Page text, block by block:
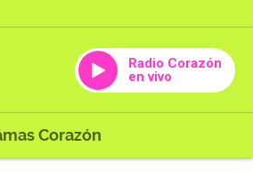
Radio Corazón
en vivo
Corazón